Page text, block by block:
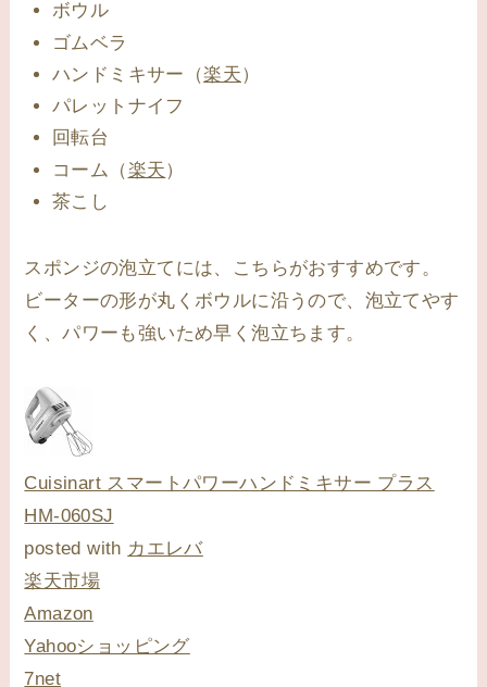
ボウル
ゴムベラ
ハンドミキサー（楽天）
パレットナイフ
回転台
コーム（楽天）
茶こし
スポンジの泡立てには、こちらがおすすめです。
ビーターの形が丸くボウルに沿うので、泡立てやす
く、パワーも強いため早く泡立ちます。
Cuisinart スマートパワーハンドミキサー プラス
HM-060SJ
posted with カエレバ
楽天市場
Amazon
Yahooショッピング
7net